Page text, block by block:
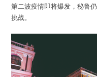
第二波疫情即将爆发，秘鲁
挑战。